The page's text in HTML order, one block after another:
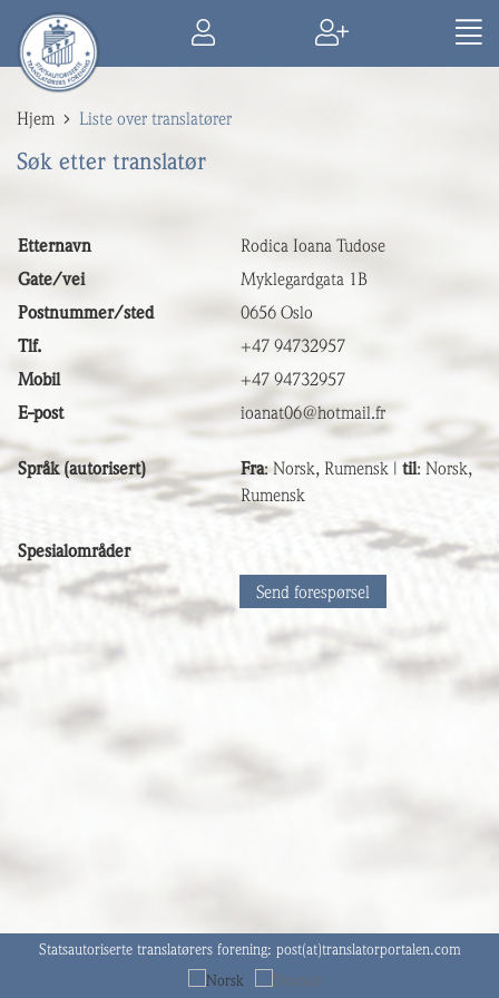
Hjem Liste over translatører
Søk etter translatør
Send forespørsel
Etternavn
Rodica Ioana Tudose
Gate/vei
Myklegardgata 1B
Postnummer/sted
0656 Oslo
Tlf.
+47 94732957
Mobil
+47 94732957
E-post
ioanat06@hotmail.fr
Språk (autorisert) Fra: Norsk, Rumensk | til: Norsk,
Rumensk
Spesialområder
Statsautoriserte translatørers forening: post(at)translatorportalen.com